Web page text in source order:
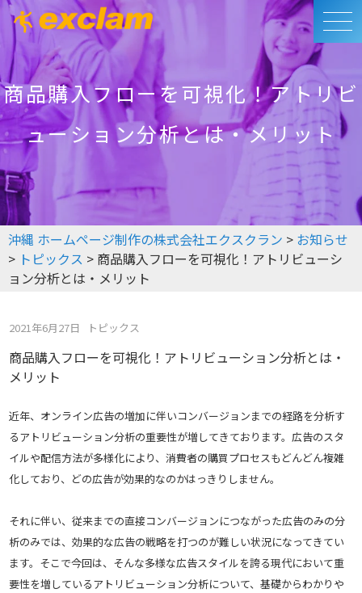
商品購入フローを可視化！アトリビ
ューション分析とは・メリット
沖縄 ホームページ制作の株式会社エクスクラン > お知らせ
> トピックス > 商品購入フローを可視化！アトリビューシ
ョン分析とは・メリット
2021年6月27日 トピックス
商品購入フローを可視化！アトリビューション分析とは・
メリット
近年、オンライン広告の増加に伴いコンバージョンまでの経路を分析す
るアトリビューション分析の重要性が増してきております。広告のスタ
イルや配信方法が多様化により、消費者の購買プロセスもどんどん複雑
化しており、どの広告が効果的なのかはっきりしません。
それに伴い、従来までの直接コンバージョンにつながった広告のみの分
析のみでは、効果的な広告の戦略を打つのが難しい状況になってきてい
ます。そこで今回は、そんな多様な広告スタイルを誇る現代において重
要性を増しているアトリビューション分析について、基礎からわかりや